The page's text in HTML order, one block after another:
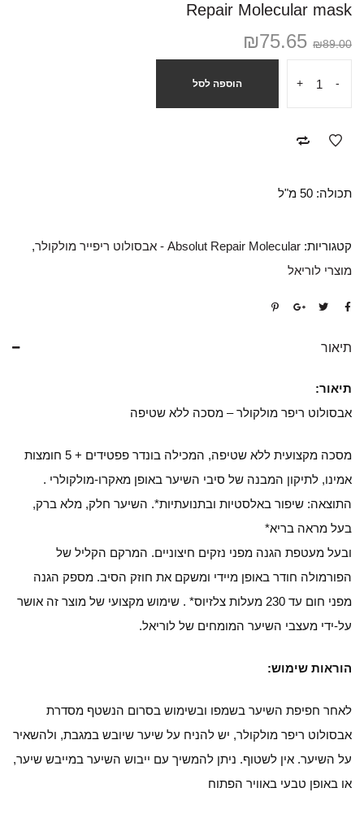
Repair Molecular mask
₪89.00
₪75.65
-
+ הוספה לסל
תכולה: 50 מ"ל
קטגוריות: Absolut Repair Molecular - אבסולוט ריפייר מולקולר
,
מוצרי לוריאל
תיאור
תיאור:
אבסולוט ריפר מולקולר – מסכה ללא שטיפה
מסכה מקצועית ללא שטיפה, המכילה בונדר פפטידים + 5 חומצות
אמינו, לתיקון המבנה של סיבי השיער באופן מאקרו-מולקולרי .
התוצאה: שיפור באלסטיות ובתנועתיות*. השיער חלק, מלא ברק,
בעל מראה בריא*
ובעל מעטפת הגנה מפני נזקים חיצוניים. המרקם הקליל של
הפורמולה חודר באופן מיידי ומשקם את חוזק הסיב. מספק הגנה
מפני חום עד 230 מעלות צלזיוס* . שימוש מקצועי של מוצר זה אושר
על-ידי מעצבי השיער המומחים של לוריאל.
הוראות שימוש:
לאחר חפיפת השיער בשמפו ובשימוש בסרום הנשטף מסדרת
אבסולוט ריפר מולקולר, יש להניח על שיער שיובש במגבת, ולהשאיר
על השיער. אין לשטוף. ניתן להמשיך עם ייבוש השיער במייבש שיער,
או באופן טבעי באוויר הפתוח